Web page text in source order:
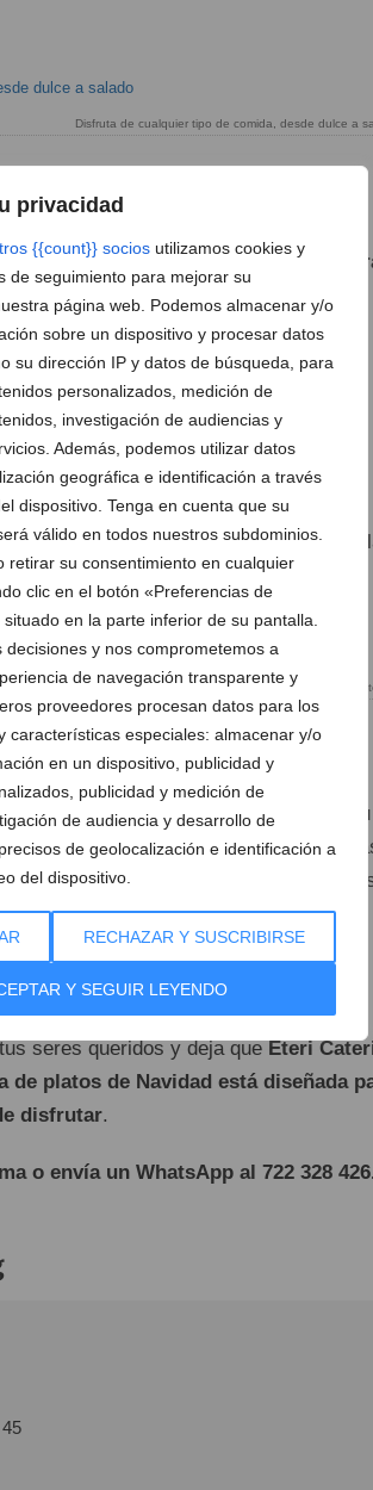
privacidad
{{count}} socios utilizamos cookies y
de seguimiento para mejorar su
página web. Podemos almacenar y/o
sobre un dispositivo y procesar datos
su dirección IP y datos de búsqueda, para
personalizados, medición de
investigación de audiencias y
Además, podemos utilizar datos
geográfica e identificación a través
dispositivo. Tenga en cuenta que su
válido en todos nuestros subdominios.
retirar su consentimiento en cualquier
clic en el botón «Preferencias de
en la parte inferior de su pantalla.
decisiones y nos comprometemos a
de navegación transparente y
proveedores procesan datos para los
características especiales: almacenar y/o
en un dispositivo, publicidad y
publicidad y medición de
de audiencia y desarrollo de
de geolocalización e identificación a
del dispositivo.
RECHAZAR Y SUSCRIBIRSE
Y SEGUIR LEYENDO
Disfruta de cualquier tipo de comida, desde dulce a
tu medida
deliciosa. La carta no es un menú
exactamente lo que necesitas
Perfecto. ¿Prefieres combinar un
puedes hacerlo!
estas fiestas
con crujiente de pistacho, vieira de
de cerdo con salsa pimienta,
o cochinillo al horno con salsa
cremoso de kinder o tiramisú.
Platos de Navidad de Eteri
en su local
elegir tus platos favoritos y hacer tu
. El día 24 o 31, solo tendrás que
, entre las13:00 y las 17:30 horas
.
esta Navidad
seres queridos y deja queEteri
de platos de Navidad está diseñada
disfrutar.
o envía un WhatsApp al 722 328